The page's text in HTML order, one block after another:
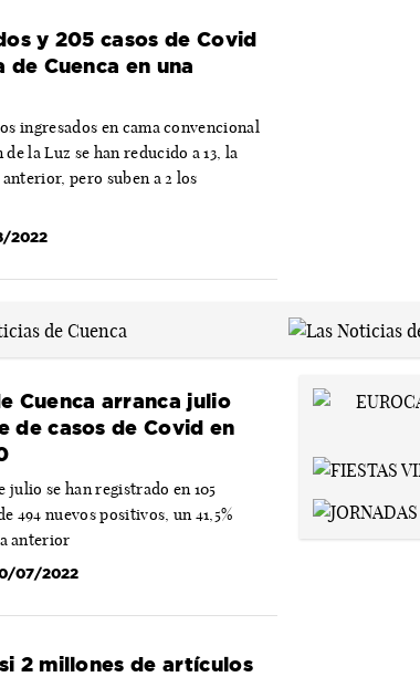
y 205 casos de Covid
Cuenca en una
ingresados en cama convencional
la Luz se han reducido a 13, la
pero suben a 2 los
2022
Cuenca arranca julio
de casos de Covid en
julio se han registrado en 105
494 nuevos positivos, un 41,5%
anterior
07/2022
2 millones de artículos